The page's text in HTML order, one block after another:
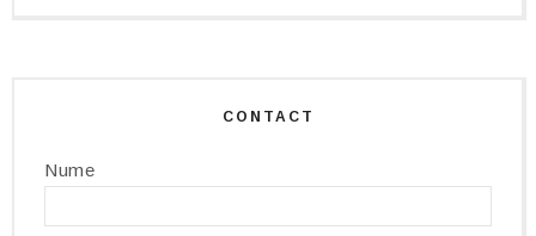
CONTACT
Nume